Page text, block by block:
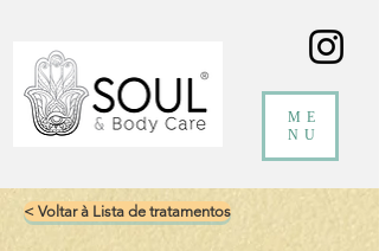
ME
NU
< Voltar à Lista de tratamentos